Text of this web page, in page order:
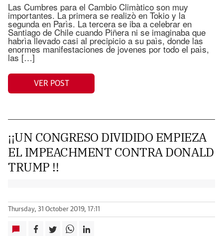
Las Cumbres para el Cambio Climàtico son muy
importantes. La primera se realizò en Tokio y la
segunda en Parìs. La tercera se iba a celebrar en
Santiago de Chile cuando Piñera ni se imaginaba que
habrìa llevado casi al precipicio a su paìs, donde las
enormes manifestaciones de jovenes por todo el paìs,
las […]
VER POST
¡¡UN CONGRESO DIVIDIDO EMPIEZA
EL IMPEACHMENT CONTRA DONALD
TRUMP !!
Thursday, 31 October 2019, 17:11